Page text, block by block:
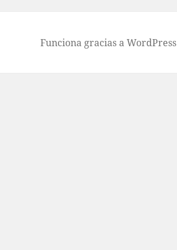
Funciona gracias a WordPress